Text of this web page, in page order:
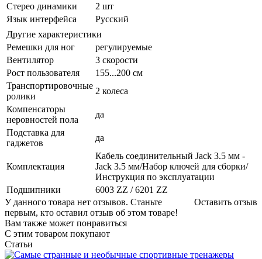
Стерео динамики
2 шт
Язык интерфейса
Русский
Другие характеристики
Ремешки для ног
регулируемые
Вентилятор
3 скорости
Рост пользователя
155...200 см
Транспортировочные
ролики
2 колеса
Компенсаторы
неровностей пола
да
Подставка для
гаджетов
да
Комплектация
Кабель соединительный Jack 3.5 мм -
Jack 3.5 мм/Набор ключей для сборки/
Инструкция по эксплуатации
Подшипники
6003 ZZ / 6201 ZZ
Оставить отзыв
У данного товара нет отзывов. Станьте
первым, кто оставил отзыв об этом товаре!
Вам также может понравиться
С этим товаром покупают
Статьи